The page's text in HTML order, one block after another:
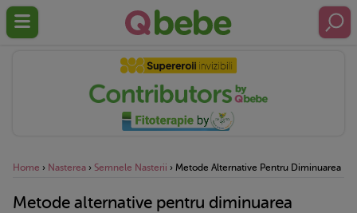
Home › Nasterea › Semnele Nasterii › Metode Alternative Pentru Diminuarea
Metode alternative pentru diminuarea